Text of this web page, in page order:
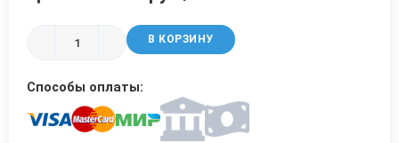
В КОРЗИНУ
Способы оплаты:
Трубы в ВУС изоляции